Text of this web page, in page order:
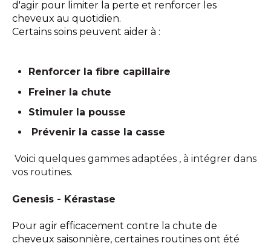
d'agir pour limiter la perte et renforcer les
cheveux au quotidien.
Certains soins peuvent aider à :
Renforcer la fibre capillaire
Freiner la chute
Stimuler la pousse
Prévenir la casse la casse
Voici quelques gammes adaptées , à intégrer dans
vos routines.
Genesis - Kérastase
Pour agir efficacement contre la chute de
cheveux saisonnière, certaines routines ont été